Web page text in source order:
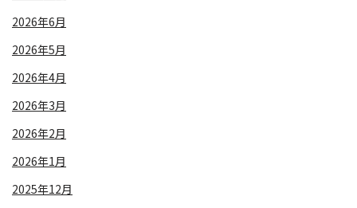
2026年6月
2026年5月
2026年4月
2026年3月
2026年2月
2026年1月
2025年12月